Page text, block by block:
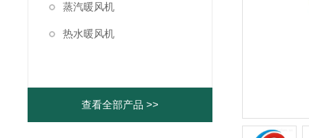
蒸汽暖风机
热水暖风机
查看全部产品 >>